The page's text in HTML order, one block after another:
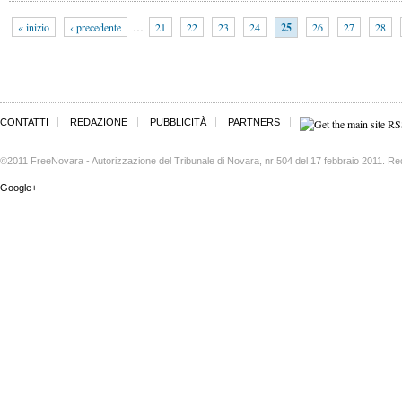
« inizio ‹ precedente … 21 22 23 24 25 26 27 28
CONTATTI REDAZIONE PUBBLICITÀ PARTNERS
©2011 FreeNovara - Autorizzazione del Tribunale di Novara, nr 504 del 17 febbraio 2011.
Google+